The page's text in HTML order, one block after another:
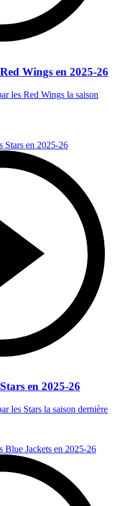
Wings en 2025-26
les Red Wings la saison
en 2025-26
les Stars la saison dernière